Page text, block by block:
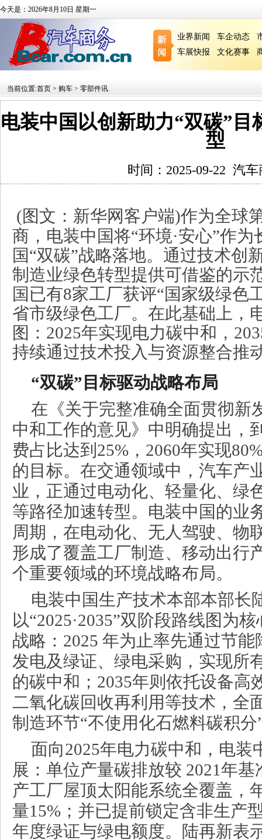
今天是：2026年8月10日 星期一
业界新闻 车企动态
车展快报
文化赛事
当前位置:首页 > 购车 > 零部件讯
电装中国以创新助力“双碳”目
型
时间：2025-09-22 汽车
(图文：新华网客户端)作为全球
商，电装中国将“环境·安心”作
国“双碳”战略落地。通过技术创
制造业绿色转型提供可借鉴的示
国已有8家工厂获评“国家级绿色
省市级绿色工厂。在此基础上，
图：2025年实现电力碳中和，
持续通过技术投入与资源整合推
“双碳”目标驱动战略布局
在《关于完整准确全面贯彻新
中和工作的意见》中明确提出，
费占比达到25%，2060年实现
的目标。在交通领域中，汽车产
业，正通过电动化、轻量化、绿
等路径加速转型。电装中国的业
周期，在电动化、无人驾驶、物
形成了覆盖工厂制造、移动出行
个重要领域的环境战略布局。
电装中国生产技术本部本部长
以“2025·2035”双阶段路线图为
战略：2025 年为止率先通过节
发电及绿证、绿电采购，实现所
的碳中和；2035年则依托设备高
二氧化碳回收再利用等技术，全
制造环节“不使用化石燃料碳积
面向2025年电力碳中和，电装
展：单位产量碳排放较 2021年
产工厂屋顶太阳能系统全覆盖，
量15%；并已提前锁定含非生产
年度绿证与绿电额度。陆再新表